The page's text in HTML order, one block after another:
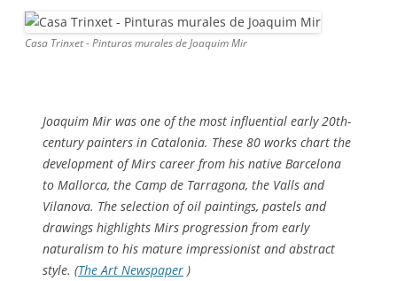
Casa Trinxet - Pinturas murales de Joaquim Mir
Joaquim Mir was one of the most influential early 20th-
century painters in Catalonia. These 80 works chart the
development of Mirs career from his native Barcelona
to Mallorca, the Camp de Tarragona, the Valls and
Vilanova. The selection of oil paintings, pastels and
drawings highlights Mirs progression from early
naturalism to his mature impressionist and abstract
style. (The Art Newspaper )